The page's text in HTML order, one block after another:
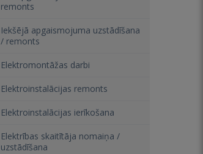
remonts
Iekšējā apgaismojuma uzstādīšana
/ remonts
Elektromontāžas darbi
Elektroinstalācijas remonts
Elektroinstalācijas ierīkošana
Elektrības skaitītāja nomaiņa /
uzstādīšana